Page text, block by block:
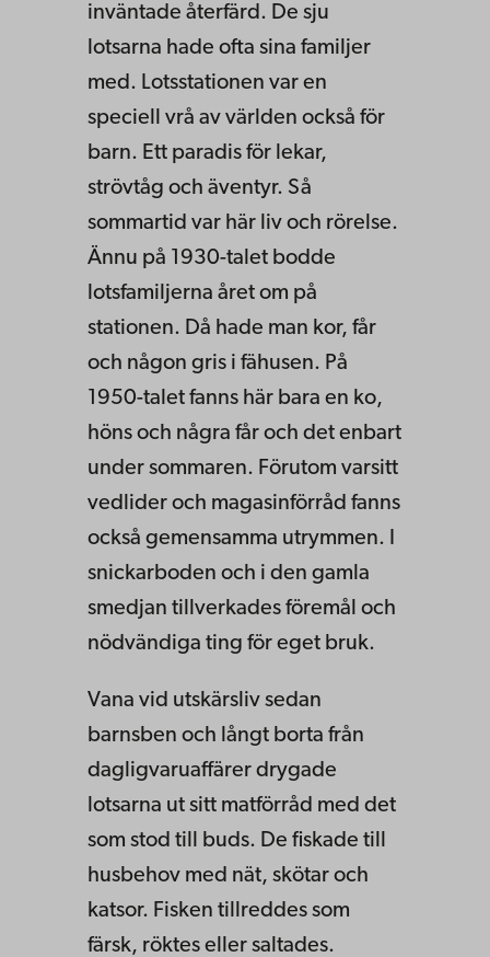
inväntade återfärd. De sju
lotsarna hade ofta sina familjer
med. Lotsstationen var en
speciell vrå av världen också för
barn. Ett paradis för lekar,
strövtåg och äventyr. Så
sommartid var här liv och rörelse.
Ännu på 1930-talet bodde
lotsfamiljerna året om på
stationen. Då hade man kor, får
och någon gris i fähusen. På
1950-talet fanns här bara en ko,
höns och några får och det enbart
under sommaren. Förutom varsitt
vedlider och magasinförråd fanns
också gemensamma utrymmen. I
snickarboden och i den gamla
smedjan tillverkades föremål och
nödvändiga ting för eget bruk.
Vana vid utskärsliv sedan
barnsben och långt borta från
dagligvaruaffärer drygade
lotsarna ut sitt matförråd med det
som stod till buds. De fiskade till
husbehov med nät, skötar och
katsor. Fisken tillreddes som
färsk, röktes eller saltades.